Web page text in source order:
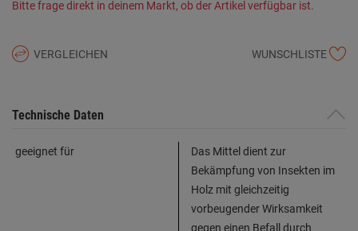
Bitte frage direkt in deinem Markt, ob der Artikel verfügbar ist.
VERGLEICHEN WUNSCHLISTE
Technische Daten
geeignet für
Das Mittel dient zur
Bekämpfung von Insekten im
Holz mit gleichzeitig
vorbeugender Wirksamkeit
gegen einen Befall durch